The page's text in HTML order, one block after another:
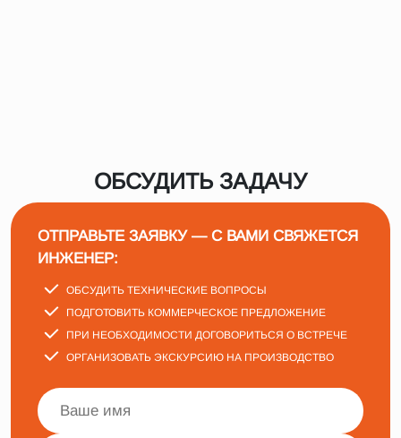
ОБСУДИТЬ ЗАДАЧУ
ОТПРАВЬТЕ ЗАЯВКУ — С ВАМИ СВЯЖЕТСЯ
ИНЖЕНЕР:
ОБСУДИТЬ ТЕХНИЧЕСКИЕ ВОПРОСЫ
ПОДГОТОВИТЬ КОММЕРЧЕСКОЕ ПРЕДЛОЖЕНИЕ
ПРИ НЕОБХОДИМОСТИ ДОГОВОРИТЬСЯ О ВСТРЕЧЕ
ОРГАНИЗОВАТЬ ЭКСКУРСИЮ НА ПРОИЗВОДСТВО